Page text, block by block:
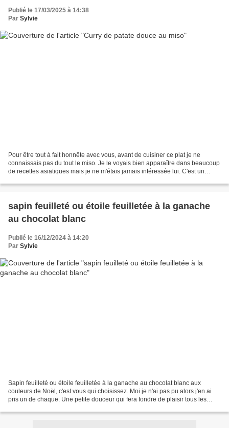
Publié le 17/03/2025 à 14:38
Par Sylvie
Pour être tout à fait honnête avec vous, avant de cuisiner ce plat je ne
connaissais pas du tout le miso. Je le voyais bien apparaître dans beaucoup
de recettes asiatiques mais je ne m'étais jamais intéressée lui. C'est un
sapin feuilleté ou étoile feuilletée à la ganache
au chocolat blanc
Publié le 16/12/2024 à 14:20
Par Sylvie
Sapin feuilleté ou étoile feuilletée à la ganache au chocolat blanc aux
couleurs de Noël, c'est vous qui choisissez. Moi je n'ai pas pu alors j'en ai
pris un de chaque. Une petite douceur qui fera fondre de plaisir tous les